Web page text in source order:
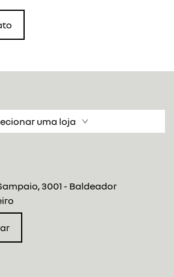
uma loja
3001 - Baldeador